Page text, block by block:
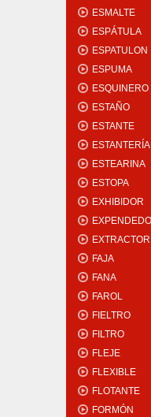
ESMALTE
ESPÁTULA
ESPATULON
ESPUMA
ESQUINERO
ESTAÑO
ESTANTE
ESTANTERÍA
ESTEARINA
ESTOPA
EXHIBIDOR
EXTRACTOR
FAJA
FANA
FAROL
FIELTRO
FILTRO
FLEJE
FLEXIBLE
FLOTANTE
FORMÓN